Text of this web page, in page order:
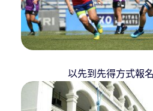
以先到先得方式報